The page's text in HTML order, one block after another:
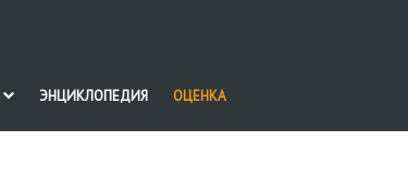
ЭНЦИКЛОПЕДИЯ ОЦЕНКА